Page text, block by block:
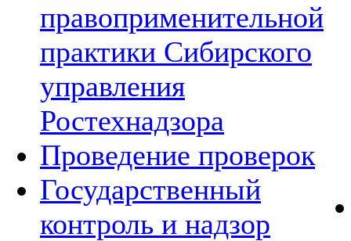
правоприменительной
практики Сибирского
управления
Ростехнадзора
Проведение проверок
Государственный
контроль и надзор